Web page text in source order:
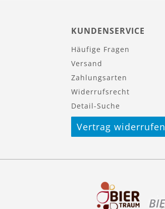
KUNDENSERVICE
Häufige Fragen
Versand
Zahlungsarten
Widerrufsrecht
Detail-Suche
Vertrag widerrufen